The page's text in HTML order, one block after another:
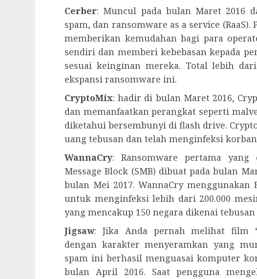
Cerber: Muncul pada bulan Maret 2016
spam, dan ransomware as a service
memberikan kemudahan bagi para
sendiri dan memberi kebebasan kepada
sesuai keinginan mereka. Total lebih
ekspansi ransomware ini.
CryptoMix: hadir di bulan Maret 2016,
dan memanfaatkan perangkat seperti
diketahui bersembunyi di flash drive.
uang tebusan dan telah menginfeksi
WannaCry: Ransomware pertama
Message Block (SMB) dibuat pada bulan
bulan Mei 2017. WannaCry
untuk menginfeksi lebih dari 200.000
yang mencakup 150 negara dikenai tebusan
Jigsaw: Jika Anda pernah melihat film
dengan karakter menyeramkan yang
spam ini berhasil menguasai komputer
bulan April 2016. Saat pengguna